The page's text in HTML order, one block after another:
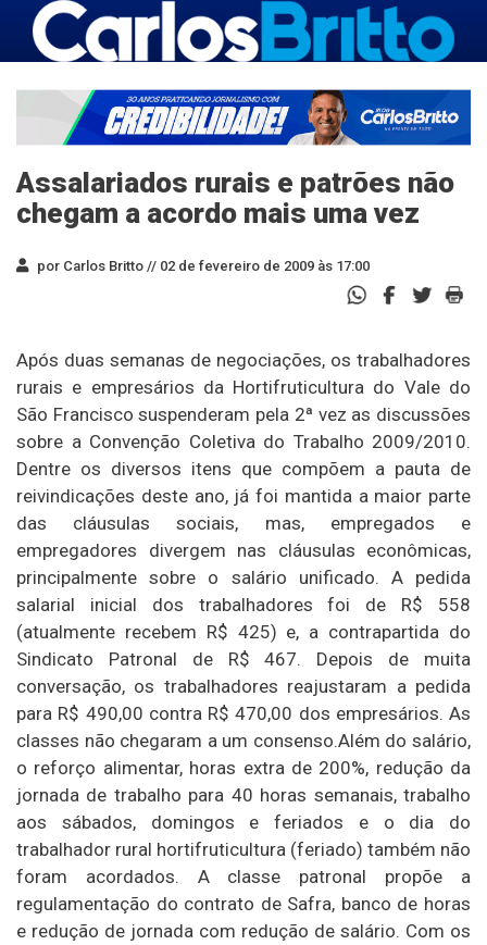
Assalariados rurais e patrões não
chegam a acordo mais uma vez
por Carlos Britto // 02 de fevereiro de 2009 às 17:00
Após duas semanas de negociações, os trabalhadores
rurais e empresários da Hortifruticultura do Vale do
São Francisco suspenderam pela 2ª vez as discussões
sobre a Convenção Coletiva do Trabalho 2009/2010.
Dentre os diversos itens que compõem a pauta de
reivindicações deste ano, já foi mantida a maior parte
das cláusulas sociais, mas, empregados e
empregadores divergem nas cláusulas econômicas,
principalmente sobre o salário unificado. A pedida
salarial inicial dos trabalhadores foi de R$ 558
(atualmente recebem R$ 425) e, a contrapartida do
Sindicato Patronal de R$ 467. Depois de muita
conversação, os trabalhadores reajustaram a pedida
para R$ 490,00 contra R$ 470,00 dos empresários. As
classes não chegaram a um consenso.Além do salário,
o reforço alimentar, horas extra de 200%, redução da
jornada de trabalho para 40 horas semanais, trabalho
aos sábados, domingos e feriados e o dia do
trabalhador rural hortifruticultura (feriado) também não
foram acordados. A classe patronal propõe a
regulamentação do contrato de Safra, banco de horas
e redução de jornada com redução de salário. Com os